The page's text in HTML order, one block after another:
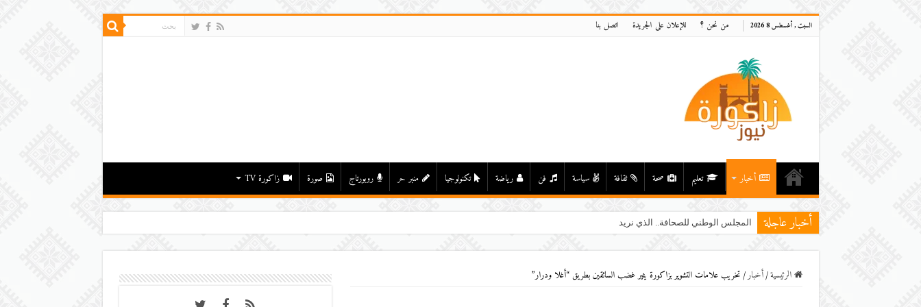
السبت , أغسطس 8 2026 من نحن ؟ للإعلان على الجريدة اتصل بنا
أخبار تعليم صحة ثقافة سياسة فن رياضة تكنولوجيا منبر حر روبورتاج صورة زاكورة TV
أخبار عاجلة است
الرئيسية/أخبار/تخريب علامات التشوير بزاكورة يثير غضب السائقين بطريق “أغلا ودرار”